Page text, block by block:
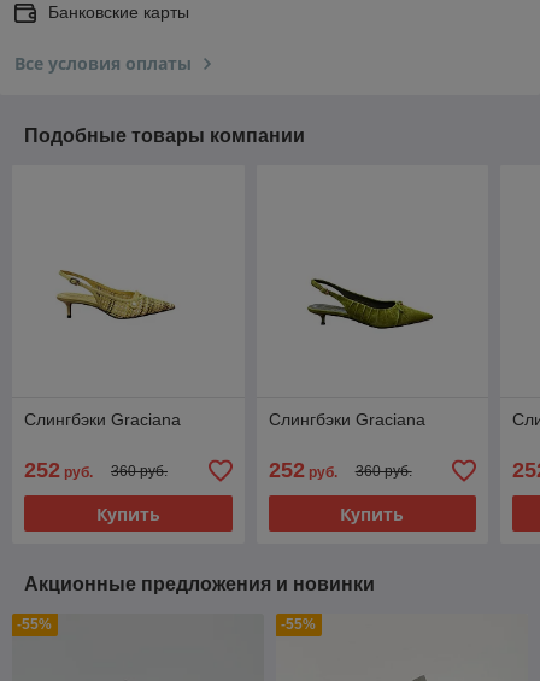
Банковские карты
Все условия оплаты
Подобные товары компании
Слингбэки Graciana
252 руб. 360 руб.
Купить
Слингбэки Graciana
252руб. 360 руб.
Купить
Акционные предложения и новинки
-55% -55%